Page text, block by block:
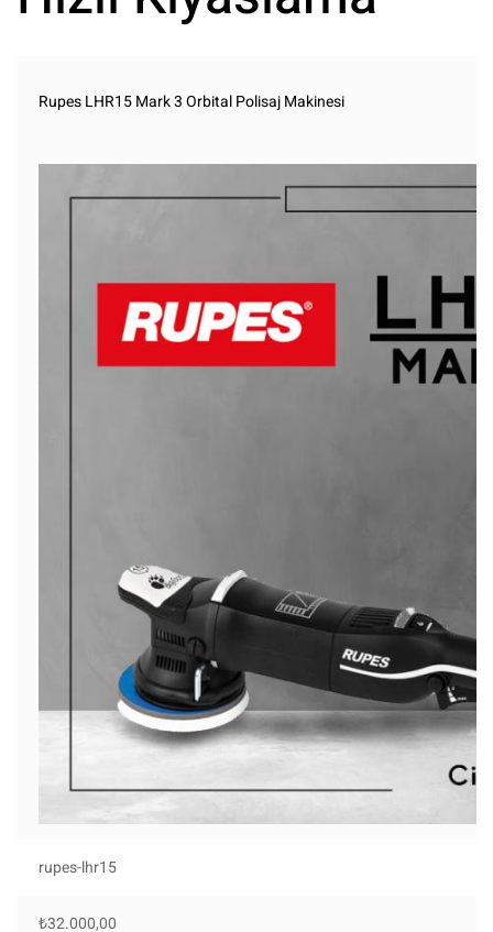
Rupes LHR15 Mark 3 Orbital Polisaj Makinesi
rupes-lhr15
₺32.000,00